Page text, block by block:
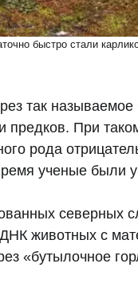
быстро стали
так
предков. При
рода
ученые были
северных
животных с
«бутылочное